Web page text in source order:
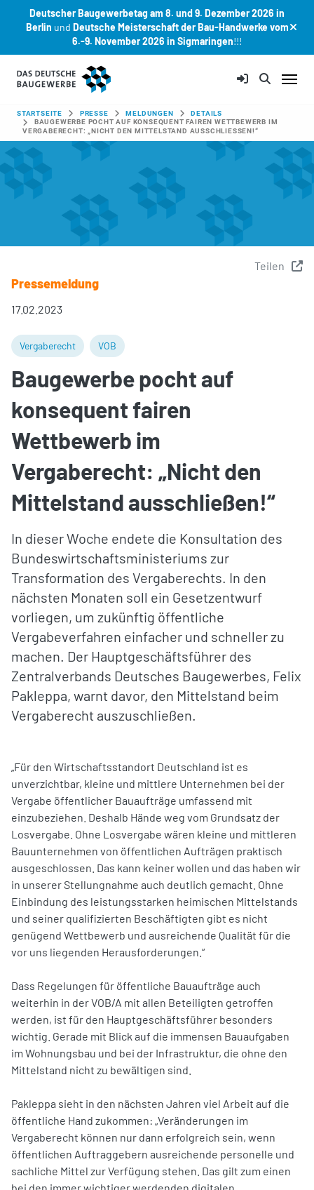
Deutscher Baugewerbetag am 8. und 9. Dezember 2026 in
Berlin und Deutsche Meisterschaft der Bau-Handwerke vom
6.-9. November 2026 in Sigmaringen!!!
Zum Hauptinhalt springen
SIE SIND HIER:
STARTSEITE PRESSE MELDUNGEN
DETAILS
BAUGEWERBE POCHT AUF KONSEQUENT FAIREN WETTBEWERB IM
VERGABERECHT: „NICHT DEN MITTELSTAND AUSSCHLIESSEN!“
Teilen
Pressemeldung
17.02.2023
Vergaberecht VOB
Baugewerbe pocht auf
konsequent fairen
Wettbewerb im
Vergaberecht: „Nicht den
Mittelstand ausschließen!“
In dieser Woche endete die Konsultation des
Bundeswirtschaftsministeriums zur
Transformation des Vergaberechts. In den
nächsten Monaten soll ein Gesetzentwurf
vorliegen, um zukünftig öffentliche
Vergabeverfahren einfacher und schneller zu
machen. Der Hauptgeschäftsführer des
Zentralverbands Deutsches Baugewerbes, Felix
Pakleppa, warnt davor, den Mittelstand beim
Vergaberecht auszuschließen.
„Für den Wirtschaftsstandort Deutschland ist es
unverzichtbar, kleine und mittlere Unternehmen bei der
Vergabe öffentlicher Bauaufträge umfassend mit
einzubeziehen. Deshalb Hände weg vom Grundsatz der
Losvergabe. Ohne Losvergabe wären kleine und mittleren
Bauunternehmen von öffentlichen Aufträgen praktisch
ausgeschlossen. Das kann keiner wollen und das haben wir
in unserer Stellungnahme auch deutlich gemacht. Ohne
Einbindung des leistungsstarken heimischen Mittelstands
und seiner qualifizierten Beschäftigten gibt es nicht
genügend Wettbewerb und ausreichende Qualität für die
vor uns liegenden Herausforderungen.“
Dass Regelungen für öffentliche Bauaufträge auch
weiterhin in der VOB/A mit allen Beteiligten getroffen
werden, ist für den Hauptgeschäftsführer besonders
wichtig. Gerade mit Blick auf die immensen Bauaufgaben
im Wohnungsbau und bei der Infrastruktur, die ohne den
Mittelstand nicht zu bewältigen sind.
Pakleppa sieht in den nächsten Jahren viel Arbeit auf die
öffentliche Hand zukommen: „Veränderungen im
Vergaberecht können nur dann erfolgreich sein, wenn
öffentlichen Auftraggebern ausreichende personelle und
sachliche Mittel zur Verfügung stehen. Das gilt zum einen